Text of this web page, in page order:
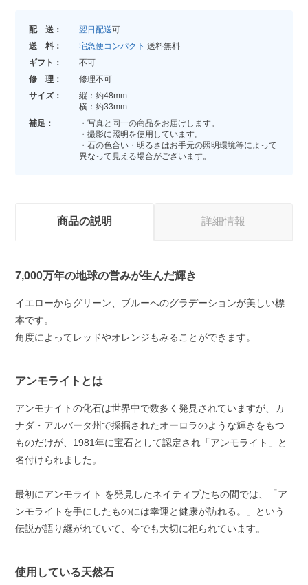
配 送： 翌日配送可
送 料：
宅急便コンパクト 送料無料
ギフト：
不可
修 理：
修理不可
サイズ：
縦：約48mm
横：約33mm
補足：
・写真と同一の商品をお届けします。
・撮影に照明を使用しています。
・石の色合い・明るさはお手元の照明環境等によって
異なって見える場合がございます。
商品の説明 詳細情報
7,000万年の地球の営みが生んだ輝き
イエローからグリーン、ブルーへのグラデーションが美しい標
本です。
角度によってレッドやオレンジもみることができます。
アンモライトとは
アンモナイトの化石は世界中で数多く発見されていますが、カ
ナダ・アルバータ州で採掘されたオーロラのような輝きをもつ
ものだけが、1981年に宝石として認定され「アンモライト」と
名付けられました。
最初にアンモライト を発見したネイティブたちの間では、「ア
ンモライトを手にしたものには幸運と健康が訪れる。」という
伝説が語り継がれていて、今でも大切に祀られています。
使用している天然石